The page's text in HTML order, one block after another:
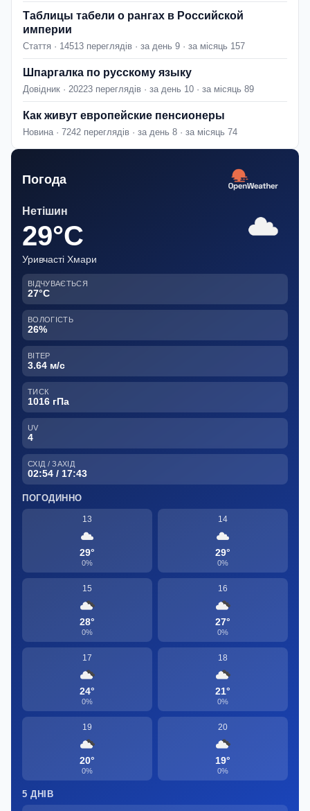
Таблицы табели о рангах в Российской
империи
Стаття · 14513 переглядів · за день 9 · за місяць 157
Шпаргалка по русскому языку
Довідник · 20223 переглядів · за день 10 · за місяць 89
Как живут европейские пенсионеры
Новина · 7242 переглядів · за день 8 · за місяць 74
Погода
Нетішин
29°C
Уривчасті Хмари
ВІДЧУВАЄТЬСЯ
27°C
ВОЛОГІСТЬ
26%
ВІТЕР
3.64 м/с
ТИСК
1016 гПа
UV
4
СХІД / ЗАХІД
02:54 / 17:43
ПОГОДИННО
13
29°
0%
14
29°
0%
15
28°
0%
16
27°
0%
17
24°
0%
18
21°
0%
19
20°
0%
20
19°
0%
5 ДНІВ